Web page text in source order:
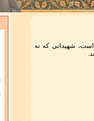
است، شهیدانی که نه